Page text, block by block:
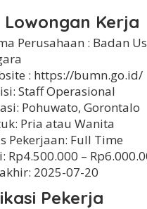
Lowongan Kerja
Perusahaan : Badan
: https://bumn.go.id/
Staff Operasional
Pohuwato, Gorontalo
Pria atau Wanita
Pekerjaan: Full Time
Rp4.500.000 – Rp
2025-07-20
Pekerja